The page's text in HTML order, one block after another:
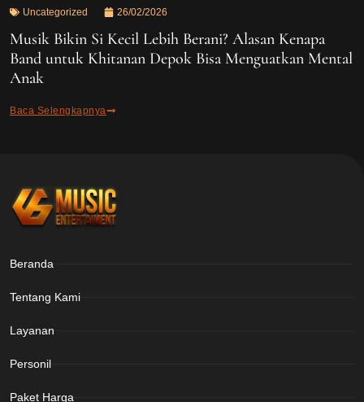
Uncategorized 26/02/2026
Musik Bikin Si Kecil Lebih Berani? Alasan Kenapa
Band untuk Khitanan Depok Bisa Menguatkan Mental
Anak
Baca Selengkapnya
Beranda
Tentang Kami
Layanan
Personil
Paket Harga